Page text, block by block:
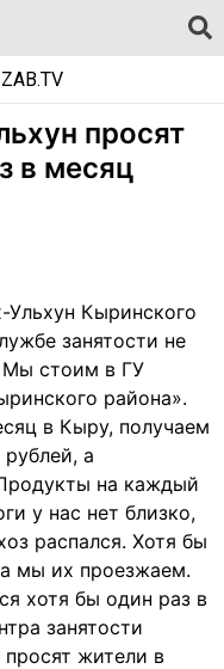
ZAB.TV
просят
в месяц
Ульхун Кыринского
занятости не
Мы стоим в ГУ
района».
в Кыру, получаем
а
на каждый
у нас нет близко,
распался. Хотя бы
мы их проезжаем.
хотя бы один раз в
занятости
жители в